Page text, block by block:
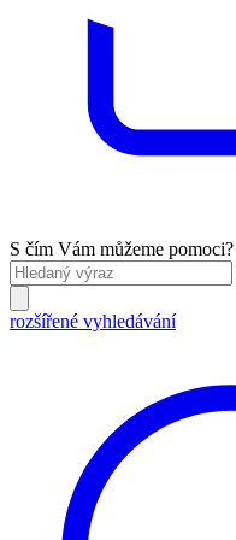
S čím Vám můžeme pomoci?
rozšířené vyhledávání